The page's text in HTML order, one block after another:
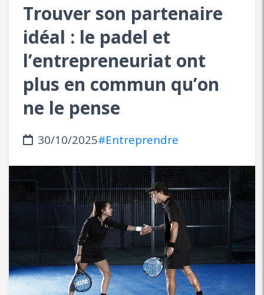
Trouver son partenaire
idéal : le padel et
l’entrepreneuriat ont
plus en commun qu’on
ne le pense
30/10/2025#Entreprendre